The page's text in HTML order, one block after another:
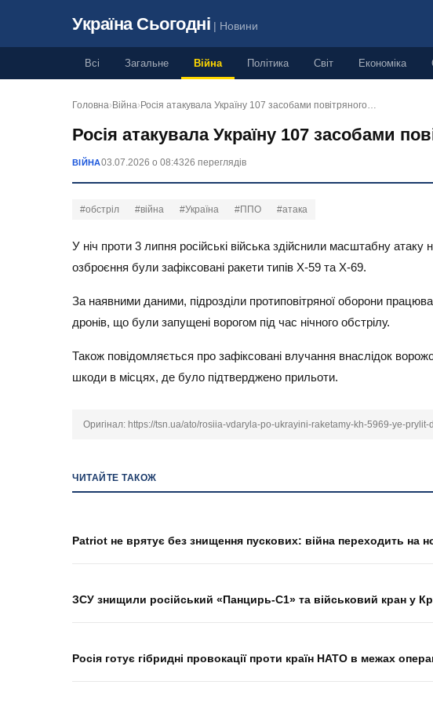
Україна Сьогодні | Новини
Всі Загальне Війна Політика Світ Економіка
Головна› Війна› Росія атакувала Україну 107 засобами повітряного…
Росія атакувала Україну 107 засобами
ВІЙНА03.07.2026 о 08:4326 переглядів
#обстріл #війна #Україна #ППО #атака
У ніч проти 3 липня російські війська здійснили масштабну
озброєння були зафіксовані ракети типів Х-59 та Х-69.
За наявними даними, підрозділи протиповітряної оборони
дронів, що були запущені ворогом під час нічного обстрілу.
Також повідомляється про зафіксовані влучання внаслідок
шкоди в місцях, де було підтверджено прильоти.
Оригінал: https://tsn.ua/ato/rosiia-vdaryla-po-ukrayini-raketamy-kh-5969-ye-
ЧИТАЙТЕ ТАКОЖ
Patriot не врятує без знищення пускових: війна переходить на
ЗСУ знищили російський «Панцирь-С1» та військовий кран у
Росія готує гібридні провокації проти країн НАТО в межах